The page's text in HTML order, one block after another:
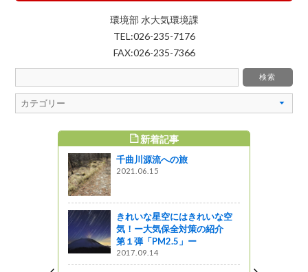
環境部 水大気環境課
TEL:026-235-7176
FAX:026-235-7366
新着記事
千曲川源流への旅
2021.06.15
きれいな星空にはきれいな空
気！ー大気保全対策の紹介
第１弾「PM2.5」ー
2017.09.14